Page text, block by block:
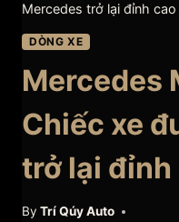
Mercedes trở lại đỉnh cao
DÒNG XE
Mercedes
Chiếc xe
trở lại đỉnh
By Trí Qúy Auto